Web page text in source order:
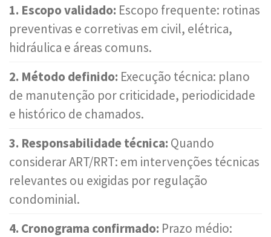
1. Escopo validado: Escopo frequente: rotinas
preventivas e corretivas em civil, elétrica,
hidráulica e áreas comuns.
2. Método definido: Execução técnica: plano
de manutenção por criticidade, periodicidade
e histórico de chamados.
3. Responsabilidade técnica: Quando
considerar ART/RRT: em intervenções técnicas
relevantes ou exigidas por regulação
condominial.
4. Cronograma confirmado: Prazo médio: